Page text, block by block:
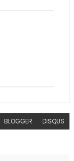
BLOGGER DISQUS